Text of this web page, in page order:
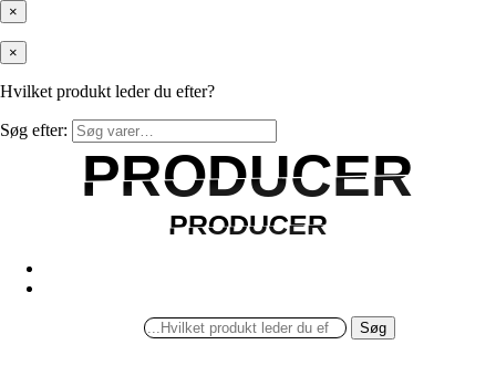
×
×
Hvilket produkt leder du efter?
Søg efter:
PRODUCER
PRODUCER
PRODUCER
PRODUCER
Søg